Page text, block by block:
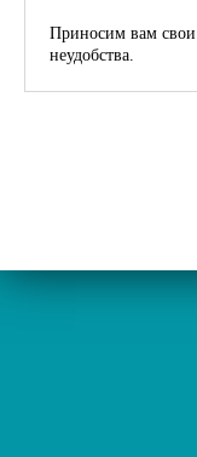
Приносим вам свои
неудобства.